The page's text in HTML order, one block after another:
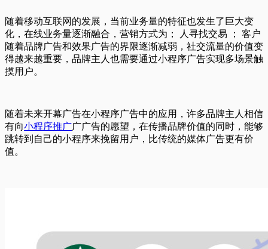
随着移动互联网的发展，当前业务量的特征也发生了巨大变
化，在线业务量逐渐融合，营销方式为； 人寻找交易 ； 客户
随着品牌广告和效果广告的界限逐渐减弱，社交流量的价值变
得越来越重要，品牌主人也需要通过小程序广告实现多场景触
摸用户。
随着未来开幕广告在小程序广告中的应用，许多品牌主人相信
有向小程序推广广广告的愿望，在传播品牌价值的同时，能够
跳转到自己的小程序来挽留用户，比传统的媒体广告更有价
值。